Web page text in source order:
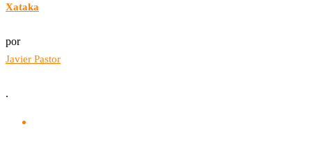
Xataka
por
Javier Pastor
.